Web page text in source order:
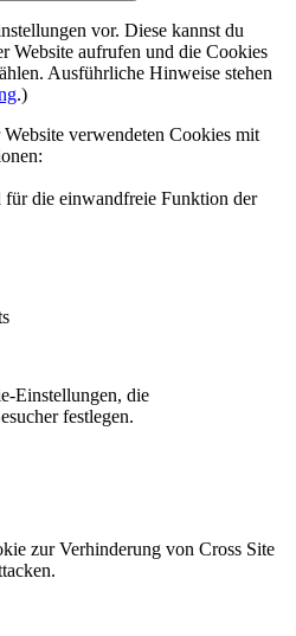
vor. Diese kannst du
Website aufrufen und die Cookies
Ausführliche Hinweise stehen
.)
verwendeten Cookies mit
für die einwandfreie Funktion der
Einstellungen, die
festlegen.
zur Verhinderung von Cross Site